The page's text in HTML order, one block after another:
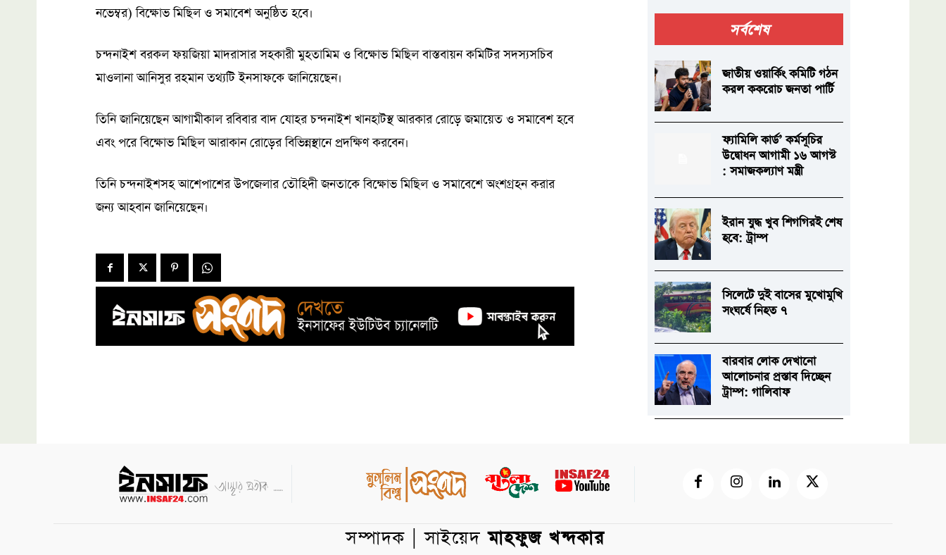
নভেম্বর) বিক্ষোভ মিছিল ও সমাবেশ অনুষ্ঠিত হবে।
চন্দনাইশ বরকল ফয়জিয়া মাদরাসার সহকারী মুহতামিম ও বিক্ষোভ মিছিল বাস্তবায়ন কমিটির সদস্যসচিব
মাওলানা আনিসুর রহমান তথ্যটি ইনসাফকে জানিয়েছেন।
তিনি জানিয়েছেন আগামীকাল রবিবার বাদ যোহর চন্দনাইশ খানহাটস্থ আরকার রোড়ে জমায়েত ও সমাবেশ হবে
এবং পরে বিক্ষোভ মিছিল আরাকান রোড়ের বিভিন্নস্থানে প্রদক্ষিণ করবেন।
তিনি চন্দনাইশসহ আশেপাশের উপজেলার তৌহিদী জনতাকে বিক্ষোভ মিছিল ও সমাবেশে অংশগ্রহন করার
জন্য আহবান জানিয়েছেন।
সর্বশেষ
জাতীয় ওয়ার্কিং কমিটি গঠন
করল ককরোচ জনতা পার্টি
ফ্যামিলি কার্ড’ কর্মসূচির
উদ্বোধন আগামী ১৬ আগস্ট
: সমাজকল্যাণ মন্ত্রী
ইরান যুদ্ধ খুব শিগগিরই শেষ
হবে: ট্রাম্প
সিলেটে দুই বাসের মুখোমুখি
সংঘর্ষে নিহত ৭
বারবার লোক দেখানো
আলোচনার প্রস্তাব দিচ্ছেন
ট্রাম্প: গালিবাফ
সম্পাদক | সাইয়েদমাহফুজ খন্দকার